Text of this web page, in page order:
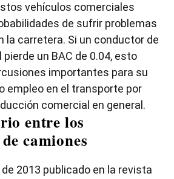
vehículos comerciales
de sufrir problemas
la carretera. Si un conductor de
un BAC de 0.04, esto
importantes para su
empleo en el transporte por
comercial en general.
entre los
camiones
2013 publicado en la revista